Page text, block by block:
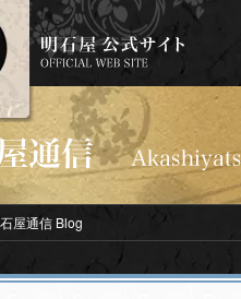
屋通信 Blog